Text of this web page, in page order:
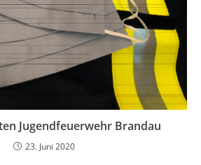
Jugendfeuerwehr Brandau
23. Juni 2020